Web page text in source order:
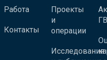
Работа
Контакты
Проекты
и
операции
Исследования